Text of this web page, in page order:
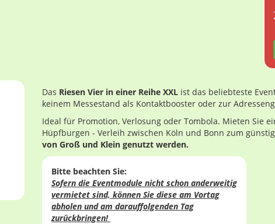
Das Riesen Vier in einer Reihe XXL ist das beliebteste
keinem Messestand als Kontaktbooster oder zur
Ideal für Promotion, Verlosung oder Tombola. Mieten Sie
Hüpfburgen - Verleih zwischen Köln und Bonn zum
von Groß und Klein genutzt werden.
Bitte beachten Sie:
Sofern die Eventmodule nicht schon anderweitig
vermietet sind, können Sie diese am Vortag
abholen und am darauffolgenden Tag
zurückbringen!